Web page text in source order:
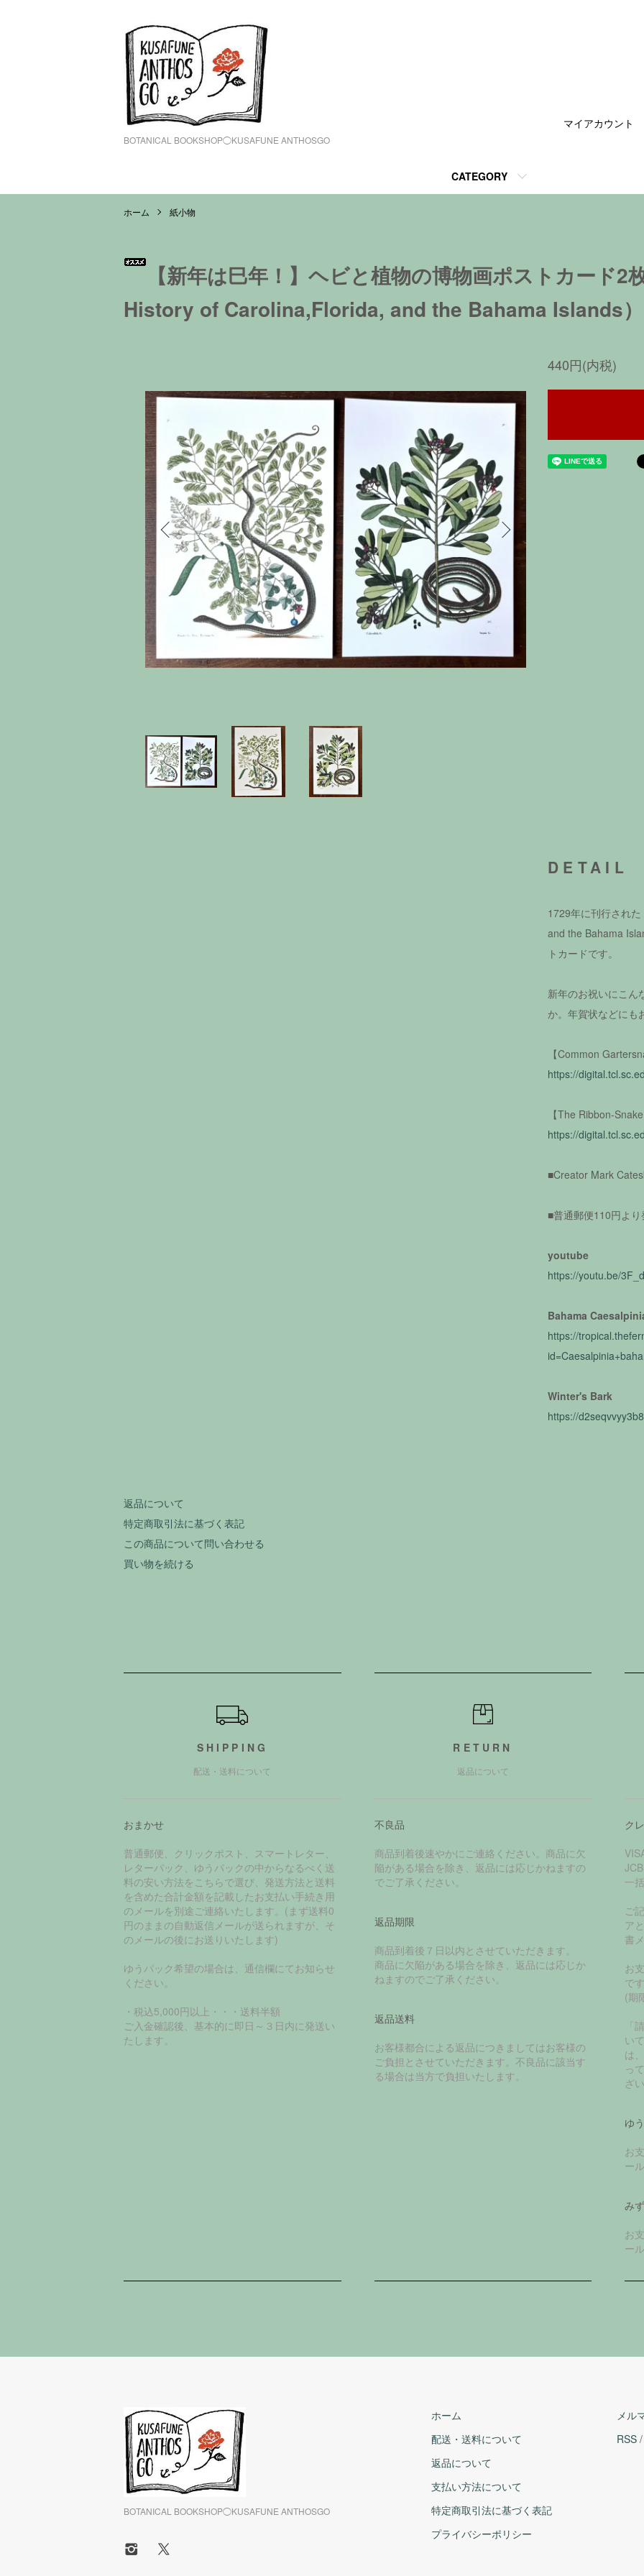
BOTANICAL BOOKSHOP◯KUSAFUNE ANTHOSGO
CATEGORY
マイアカウント
ホーム 紙小物
【新年は巳年！】ヘビと植物の博物画ポストカード2
History of Carolina,Florida, and the Bahama Islands）
440円(内税)
DETAIL
1729年に刊行され
and the Bahama
トカードです。
新年のお祝いにこん
か。年賀状などにも
【Common
https://
【The Ribbon-
https://
■Creator Mark
■普通郵便110円よ
youtube
https://youtu.be/
Bahama
https://
Winter's Bark
https://
返品について
特定商取引法に基づく表記
この商品について問い合わせる
買い物を続ける
SHIPPING
配送・送料について
おまかせ
普通郵便、クリックポスト、スマートレター、
レターパック、ゆうパックの中からなるべく送
料の安い方法をこちらで選び、発送方法と送料
を含めた合計金額を記載したお支払い手続き用
のメールを別途ご連絡いたします。(まず送料0
円のままの自動返信メールが送られますが、そ
のメールの後にお送りいたします)
ゆうパック希望の場合は、通信欄にてお知らせ
ください。
・税込5,000円以上・・・送料半額
ご入金確認後、基本的に即日～３日内に発送い
たします。
RETURN
返品について
不良品
商品到着後速やかにご連絡ください。商品に欠
陥がある場合を除き、返品には応じかねますの
でご了承ください。
返品期限
商品到着後７日以内とさせていただきます。
商品に欠陥がある場合を除き、返品には応じか
ねますのでご了承ください。
返品送料
お客様都合による返品につきましてはお客様の
ご負担とさせていただきます。不良品に該当す
る場合は当方で負担いたします。
ク
一
ご
ア
書
お
で
(期
「
い
は
っ
ざ
ゆ
お
ー
み
お
ー
BOTANICAL BOOKSHOP◯KUSAFUNE ANTHOSGO
ホーム
配送・送料について
返品について
支払い方法について
特定商取引法に基づく表記
プライバシーポリシー
メル
RSS